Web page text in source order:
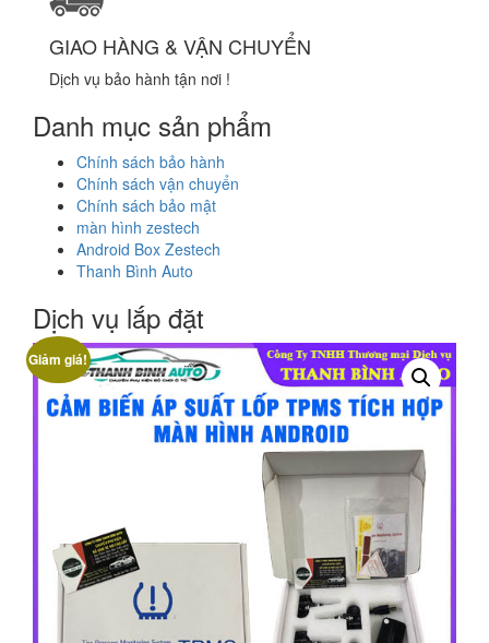
GIAO HÀNG & VẬN CHUYỂN
Dịch vụ bảo hành tận nơi !
Danh mục sản phẩm
Chính sách bảo hành
Chính sách vận chuyển
Chính sách bảo mật
màn hình zestech
Android Box Zestech
Thanh Bình Auto
Dịch vụ lắp đặt
Giảm giá!